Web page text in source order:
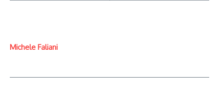
Michele Faliani